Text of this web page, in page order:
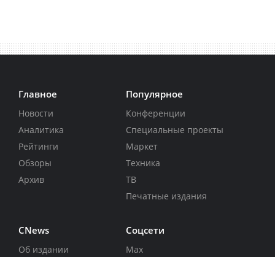
Главное
Новости
Аналитика
Рейтинги
Обзоры
Архив
Популярное
Конференции
Специальные проекты
Маркет
Техника
ТВ
Печатные издания
CNews
Об издании
Соцсети
Max